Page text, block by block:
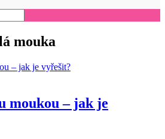
mouka
moukou – jak je